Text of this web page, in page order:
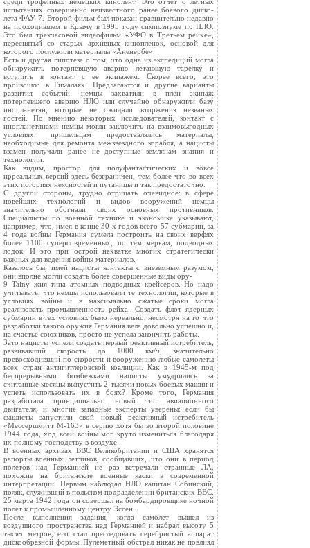
испытаниях совершенно неизвестного ранее боевого диско-
лета ФАУ-7. Второй фильм был показан сравнительно недавно
на проходившем в Крыму в 1995 году симпозиуме по НЛО.
Это был трехчасовой видеофильм «УФО в Третьем рейхе»,
переснятый со старых архивных кинопленок, основой для
которого послужили материалы «Аненербе».
Есть и другая гипотеза о том, что одна из экспедиций могла
обнаружить потерпевшую аварию летающую тарелку и
вступить в контакт с ее экипажем. Скорее всего, это
произошло в Гималаях. Предлагаются и другие варианты
развития событий: немцы захватили в плен экипаж
потерпевшего аварию НЛО или случайно обнаружили базу
инопланетян, которые не ожидали вторжения незваных
гостей. По мнению некоторых исследователей, контакт с
инопланетянами немцы могли заключить на взаимовыгодных
условиях: пришельцам предоставлялись материалы,
необходимые для ремонта межзвездного корабля, а нацисты
взамен получали ранее не доступные землянам знания и
технологии.
Как видим, простор для полуфантастических и вовсе
ирреальных версий здесь безграничен, тем более что во всех
этих историях неясностей и путаницы и так предостаточно.
С другой стороны, трудно отрицать очевидное: в сфере
новейших технологий и видов вооружений немцы
значительно обогнали своих основных противников.
Специалисты по военной технике и экономике указывают,
например, что, имея в конце 30-х годов всего 57 субмарин, за
4 года войны Германия сумела построить на своих верфях
более 1100 суперсовременных, по тем меркам, подводных
лодок. И это при острой нехватке многих стратегически
важных для ведения войны материалов.
Казалось бы, имей нацисты контакты с внеземным разумом,
они вполне могли создать более совершенные виды ору-
9 Tainy жия типа атомных подводных крейсеров. Но надо
учитывать, что немцы использовали те технологии, которые в
условиях войны и в максимально сжатые сроки могла
реализовать промышленность рейха. Создать флот ядерных
субмарин в тех условиях было нереально, несмотря на то что
разработки такого оружия Германия вела довольно успешно и,
на счастье союзников, просто не успела закончить работы.
Зато нацисты успели создать первый реактивный истребитель,
развивавший скорость до 1000 км/ч, значительно
превосходивший по скорости и вооружению любые самолеты
всех стран антигитлеровской коалиции. Как в 1945-м под
беспрерывными бомбежками нацисты умудрились за
считанные месяцы выпустить 2 тысячи новых боевых машин и
успеть использовать их в боях? Кроме того, Германия
разработала принципиально новый тип авиационного
двигателя, и многие западные эксперты уверены: если бы
фашисты запустили свой новый реактивный истребитель
«Мессершмитт М-163» в серию хотя бы во второй половине
1944 года, ход всей войны мог круто измениться благодаря
их полному господству в воздухе.
В военных архивах ВВС Великобритании и США хранятся
рапорты военных летчиков, сообщавших, что они в период
полетов над Германией не раз встречали странные ЛА,
похожие на британские военные каски в современной
интерпретации. Первым наблюдал НЛО капитан Собинский,
поляк, служивший в польском подразделении британских ВВС.
25 марта 1942 года он совершал на бомбардировщике ночной
полет к промышленному центру Эссен.
После выполнения задания, когда самолет вышел из
воздушного пространства над Германией и набрал высоту 5
тысяч метров, его стал преследовать серебристый аппарат
дискообразной формы. Пулеметный обстрел никак не повлиял